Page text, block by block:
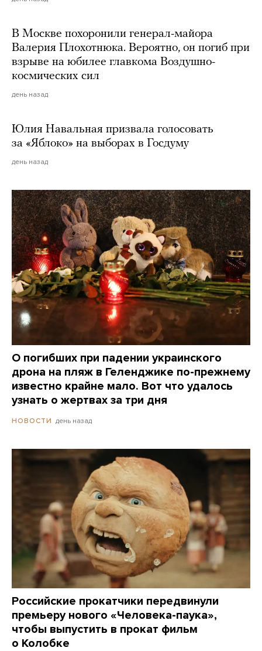
В Москве похоронили генерал-майора
Валерия Плохотнюка. Вероятно, он погиб при
взрыве на юбилее главкома Воздушно-
космических сил
день назад
Юлия Навальная призвала голосовать
за «Яблоко» на выборах в Госдуму
день назад
О погибших при падении украинского
дрона на пляж в Геленджике по-прежнему
известно крайне мало. Вот что удалось
узнать о жертвах за три дня
НОВОСТИ день назад
Российские прокатчики передвинули
премьеру нового «Человека-паука»,
чтобы выпустить в прокат фильм
о Колобке